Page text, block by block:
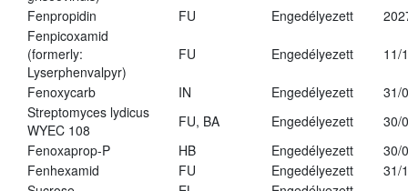
Fenpropidin FU Engedélyezett
Fenpicoxamid
(formerly:
Lyserphenvalpyr)
FU Engedélyezett 11/
Fenoxycarb IN Engedélyezett
31/
Streptomyces lydicus
WYEC 108
FU, BA Engedélyezett
30/
Fenoxaprop-P
HB Engedélyezett
30/
Fenhexamid
FU Engedélyezett
31/